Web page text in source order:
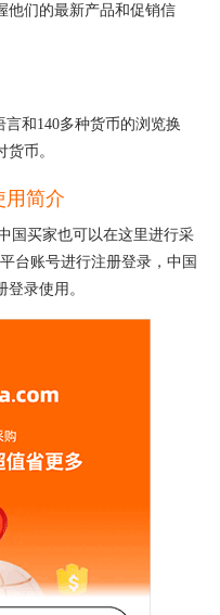
他们的最新产品和促销信
言和140多种货币的浏览换
币。
用简介
国买家也可以在这里进行采
台账号进行注册登录，中国
录使用。